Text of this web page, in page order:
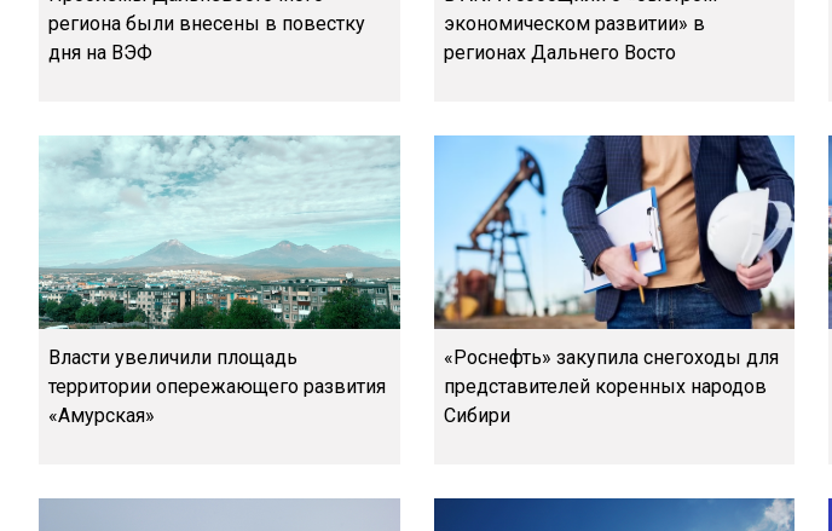
региона были внесены в повестку
дня на ВЭФ
экономическом развитии» в
регионах Дальнего Восто
Власти увеличили площадь
территории опережающего развития
«Амурская»
«Роснефть» закупила снегоходы для
представителей коренных народов
Сибири